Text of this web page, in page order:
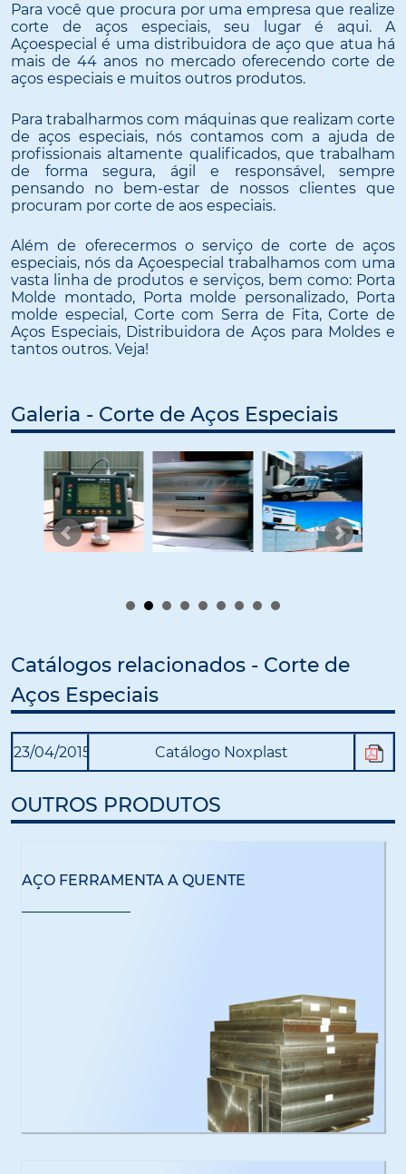
Para você que procura por uma empresa que realize
corte de aços especiais, seu lugar é aqui. A
Açoespecial é uma distribuidora de aço que atua há
mais de 44 anos no mercado oferecendo corte de
aços especiais e muitos outros produtos.
Para trabalharmos com máquinas que realizam corte
de aços especiais, nós contamos com a ajuda de
profissionais altamente qualificados, que trabalham
de forma segura, ágil e responsável, sempre
pensando no bem-estar de nossos clientes que
procuram por corte de aos especiais.
Além de oferecermos o serviço de corte de aços
especiais, nós da Açoespecial trabalhamos com uma
vasta linha de produtos e serviços, bem como: Porta
Molde montado, Porta molde personalizado, Porta
molde especial, Corte com Serra de Fita, Corte de
Aços Especiais, Distribuidora de Aços para Moldes e
tantos outros. Veja!
Galeria - Corte de Aços Especiais
Catálogos relacionados - Corte de
Aços Especiais
23/04/2015 Catálogo Noxplast
OUTROS PRODUTOS
AÇO FERRAMENTA A QUENTE